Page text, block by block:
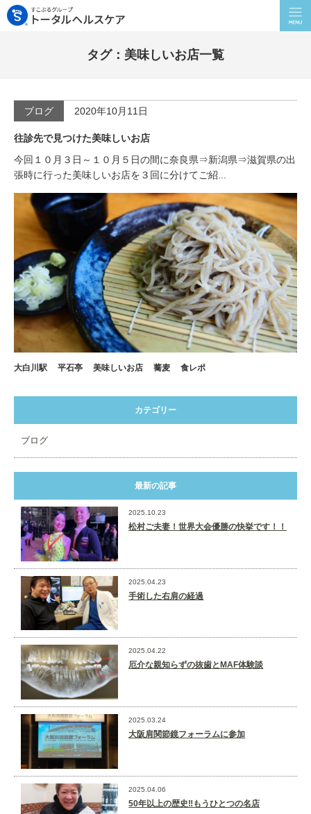
タグ：美味しいお店一覧
ブログ 2020年10月11日
往診先で見つけた美味しいお店
今回１０月３日～１０月５日の間に奈良県⇒新潟県⇒滋賀県の出
張時に行った美味しいお店を３回に分けてご紹...
大白川駅 平石亭 美味しいお店 蕎麦 食レポ
カテゴリー
ブログ
最新の記事
2025.10.23
松村ご夫妻！世界大会優勝の快挙です！！
2025.04.23
手術した右肩の経過
2025.04.22
厄介な親知らずの抜歯とMAF体験談
2025.03.24
大阪肩関節鏡フォーラムに参加
2025.04.06
50年以上の歴史‼️もうひとつの名店